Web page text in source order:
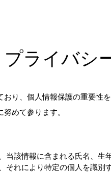
プライバシ
り、個人情報保護の重要性
めて参ります。
当該情報に含まれる氏名、
それにより特定の個人を識